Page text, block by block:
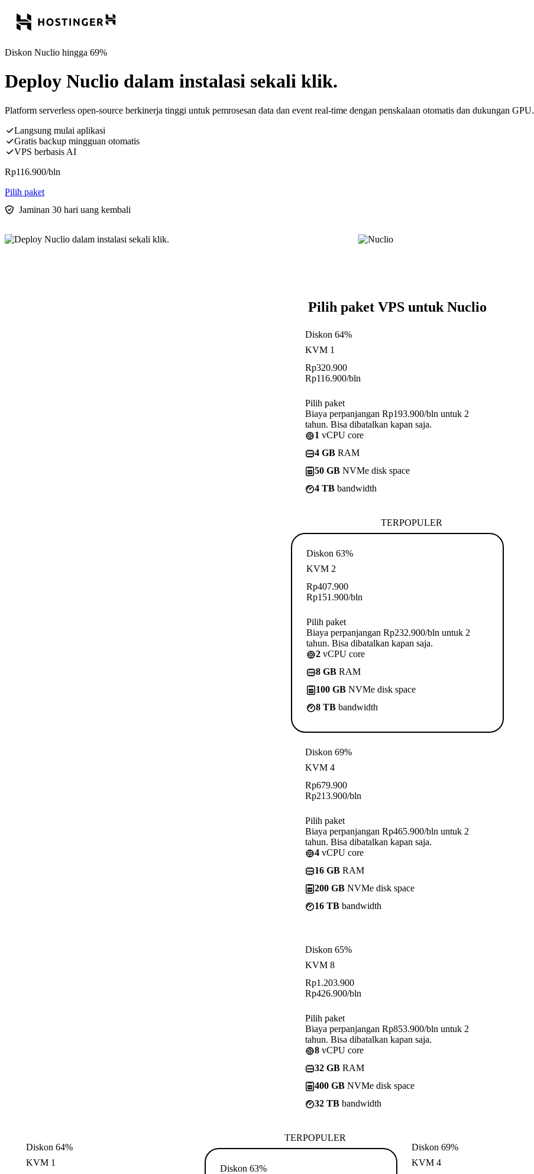
Diskon Nuclio hingga 69%
Deploy Nuclio dalam instalasi sekali klik.
Platform serverless open-source berkinerja tinggi untuk pemrosesan data dan event real-time dengan penskalaan otomatis dan dukungan GPU.
Langsung mulai aplikasi
Gratis backup mingguan otomatis
VPS berbasis AI
Rp116.900/bln
Pilih paket
Jaminan 30 hari uang kembali
Pilih paket VPS untuk Nuclio
Diskon 64%
KVM 1
Rp320.900
Rp116.900/bln
Pilih paket
Biaya perpanjangan Rp193.900/bln untuk 2
tahun. Bisa dibatalkan kapan saja.
1 vCPU core
4 GB RAM
50 GB NVMe disk space
4 TB bandwidth
TERPOPULER
Diskon 63%
KVM 2
Rp407.900
Rp151.900/bln
Pilih paket
Biaya perpanjangan Rp232.900/bln untuk 2
tahun. Bisa dibatalkan kapan saja.
2 vCPU core
8 GB RAM
100 GB NVMe disk space
8 TB bandwidth
Diskon 69%
KVM 4
Rp679.900
Rp213.900/bln
Pilih paket
Biaya perpanjangan Rp465.900/bln untuk 2
tahun. Bisa dibatalkan kapan saja.
4 vCPU core
16 GB RAM
200 GB NVMe disk space
16 TB bandwidth
Diskon 65%
KVM 8
Rp1.203.900
Rp426.900/bln
Pilih paket
Biaya perpanjangan Rp853.900/bln untuk 2
tahun. Bisa dibatalkan kapan saja.
8 vCPU core
32 GB RAM
400 GB NVMe disk space
32 TB bandwidth
Diskon 64%
KVM 1
TERPOPULER
Diskon 63%
Diskon 69%
KVM 4